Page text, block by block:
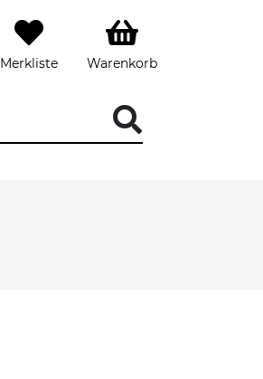
Merkliste Warenkorb